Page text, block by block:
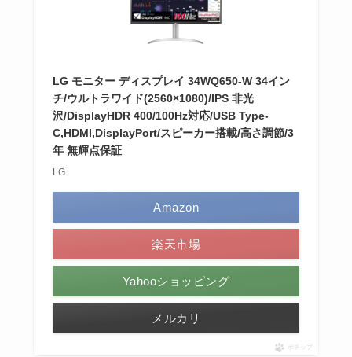
LG モニター ディスプレイ 34WQ650-W 34イン
チ/ウルトラワイド(2560×1080)/IPS 非光
沢/DisplayHDR 400/100Hz対応/USB Type-
C,HDMI,DisplayPort/スピーカー搭載/高さ調節/3
年 無輝点保証
LG
Amazon
楽天市場
Yahooショッピング
メルカリ
ポチップ